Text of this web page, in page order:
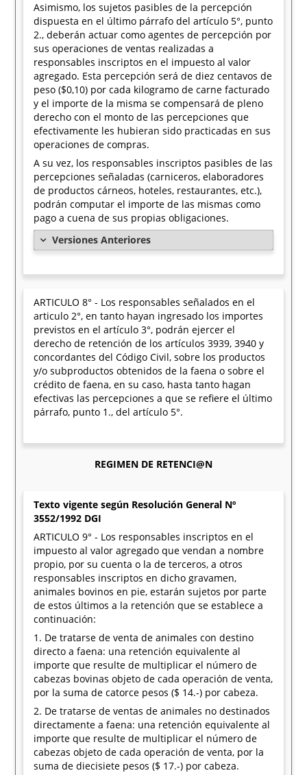
Asimismo, los sujetos pasibles de la percepción
dispuesta en el último párrafo del artículo 5°, punto
2., deberán actuar como agentes de percepción por
sus operaciones de ventas realizadas a
responsables inscriptos en el impuesto al valor
agregado. Esta percepción será de diez centavos de
peso ($0,10) por cada kilogramo de carne facturado
y el importe de la misma se compensará de pleno
derecho con el monto de las percepciones que
efectivamente les hubieran sido practicadas en sus
operaciones de compras.
A su vez, los responsables inscriptos pasibles de las
percepciones señaladas (carniceros, elaboradores
de productos cárneos, hoteles, restaurantes, etc.),
podrán computar el importe de las mismas como
pago a cuena de sus propias obligaciones.
Versiones Anteriores
ARTICULO 8° - Los responsables señalados en el
articulo 2°, en tanto hayan ingresado los importes
previstos en el artículo 3°, podrán ejercer el
derecho de retención de los artículos 3939, 3940 y
concordantes del Código Civil, sobre los productos
y/o subproductos obtenidos de la faena o sobre el
crédito de faena, en su caso, hasta tanto hagan
efectivas las percepciones a que se refiere el último
párrafo, punto 1., del artículo 5°.
REGIMEN DE RETENCI@N
Texto vigente según Resolución General Nº
3552/1992 DGI
ARTICULO 9° - Los responsables inscriptos en el
impuesto al valor agregado que vendan a nombre
propio, por su cuenta o la de terceros, a otros
responsables inscriptos en dicho gravamen,
animales bovinos en pie, estarán sujetos por parte
de estos últimos a la retención que se establece a
continuación:
1. De tratarse de venta de animales con destino
directo a faena: una retención equivalente al
importe que resulte de multiplicar el número de
cabezas bovinas objeto de cada operación de venta,
por la suma de catorce pesos ($ 14.-) por cabeza.
2. De tratarse de ventas de animales no destinados
directamente a faena: una retención equivalente al
importe que resulte de multiplicar el número de
cabezas objeto de cada operación de venta, por la
suma de diecisiete pesos ($ 17.-) por cabeza.